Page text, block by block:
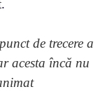
de trecere a
acesta încă nu